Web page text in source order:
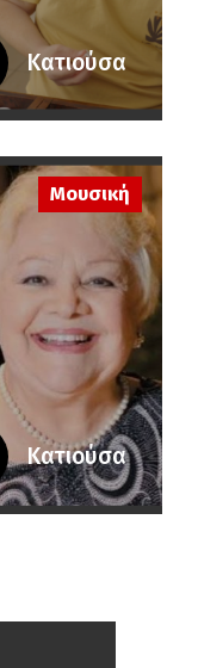
Κατιούσα
Μουσική
Κατιούσα